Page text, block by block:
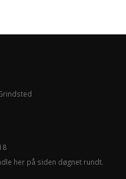
her på siden døgnet rundt.